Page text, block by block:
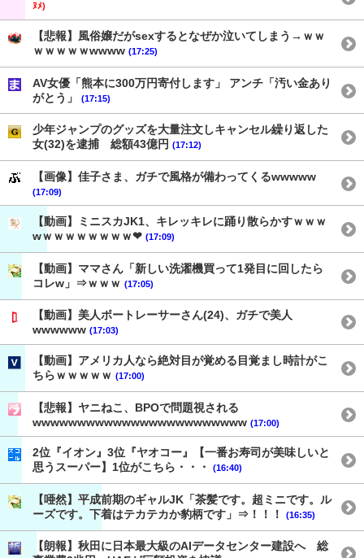
ﾇﾒ)
【悲報】風俗嬢だがsexするとなぜか泣いてしまう→ｗｗ
ｗｗｗｗｗwwww (17:25)
AV女優「熊本に300万円寄付します」 アンチ「汚い金あり
がとう」
(17:15)
少年ジャンプのグッズを大量注文しキャンセル繰り返した
女(32)を逮捕 総額43億円 (17:12)
【画像】佳子さま、ガチで風格が備わってくるwwwww
(17:09)
【動画】ミニスカJK1、キレッキレに踊り散らかすｗｗｗ
wｗｗｗｗｗｗｗｗ❤ (17:09)
【動画】ママさん「新しい洗濯機買って1発目に回したら
コレw」⇒ｗｗｗ (17:05)
【動画】美人ボートレーサーさん(24)、ガチで美人
wwwwww (17:03)
【動画】アメリカ人なら絶対目が覚める目覚まし時計がこ
ちらｗｗｗｗｗ (17:00)
【悲報】ヤニねこ、BPOで問題視される
wwwwwwwwwwwwwwwwwwwwwwww (17:00)
2位『イオン』3位『ヤオコー』【一番お寿司が美味しいと
思うスーパー】1位がこちら・・・
(16:40)
【唖然】平成前期のギャルJK「茶髪です。超ミニです。ル
ーズです。下着はテカテカか豹柄です」⇒！！！
(16:35)
【朗報】秋田に日本最大級のAIデータセンター建設へ 総